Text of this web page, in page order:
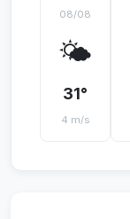
08/08
🌤️
31°
4 m/s